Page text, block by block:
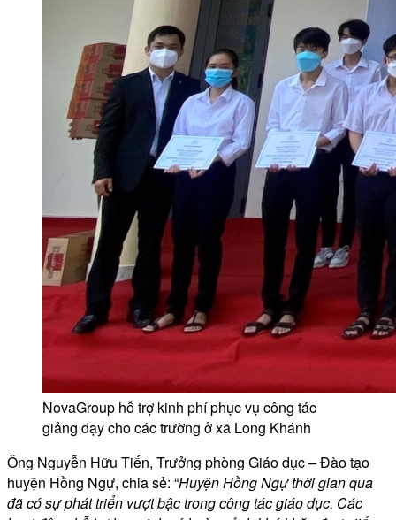
NovaGroup hỗ trợ kinh phí phục vụ công tác
giảng dạy cho các trường ở xã Long Khánh
Ông Nguyễn Hữu Tiến, Trưởng phòng Giáo dục – Đào tạo
huyện Hồng Ngự, chia sẻ: “Huyện Hồng Ngự thời gian qua
đã có sự phát triển vượt bậc trong công tác giáo dục. Các